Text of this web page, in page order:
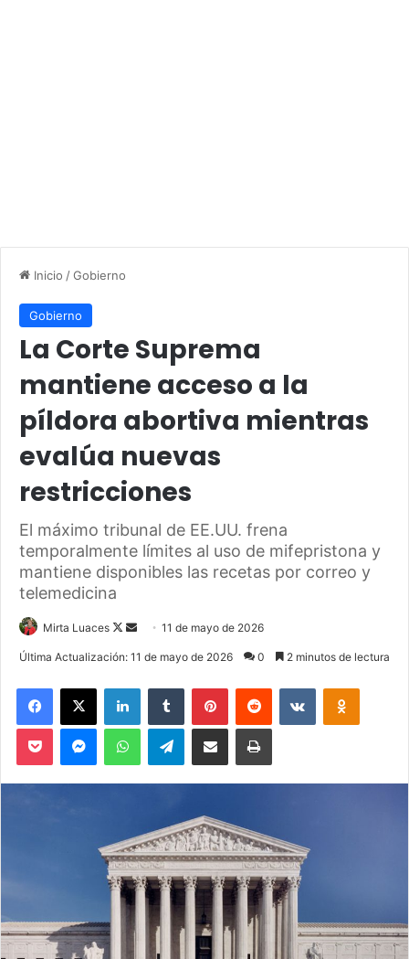
Inicio /Gobierno
Gobierno
La Corte Suprema
mantiene acceso a la
píldora abortiva mientras
evalúa nuevas
restricciones
El máximo tribunal de EE.UU. frena
temporalmente límites al uso de mifepristona y
mantiene disponibles las recetas por correo y
telemedicina
Mirta Luaces
F
l
o
n
d
m
l
11 de mayo de 2026
Última Actualización: 11 de mayo de 2026 0 2 minutos de lectura
Telegram